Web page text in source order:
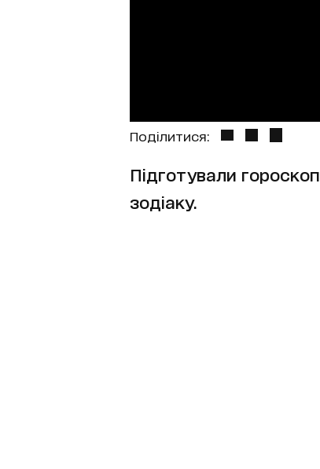
Поділитися:
Підготували
зодіаку.